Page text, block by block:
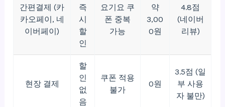
간편결제 (카
카오페이, 네
이버페이)
즉
시
할
인
요기요 쿠
폰 중복
가능
약
3,00
0원
4.8점
(네이버
리뷰)
현장 결제
할
인
없
음
쿠폰 적용
불가
0원
3.5점 (일
부 사용
자 불만)